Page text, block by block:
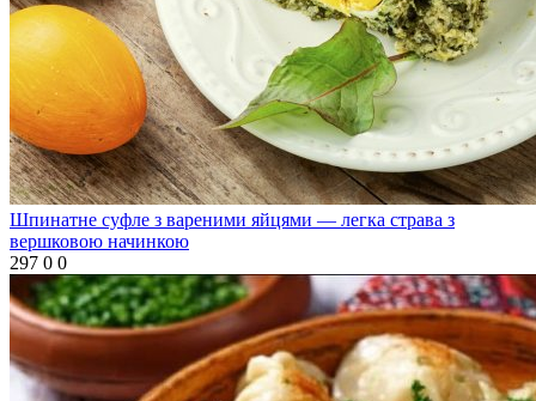
Шпинатне суфле з вареними яйцями — легка страва з
вершковою начинкою
297 0 0